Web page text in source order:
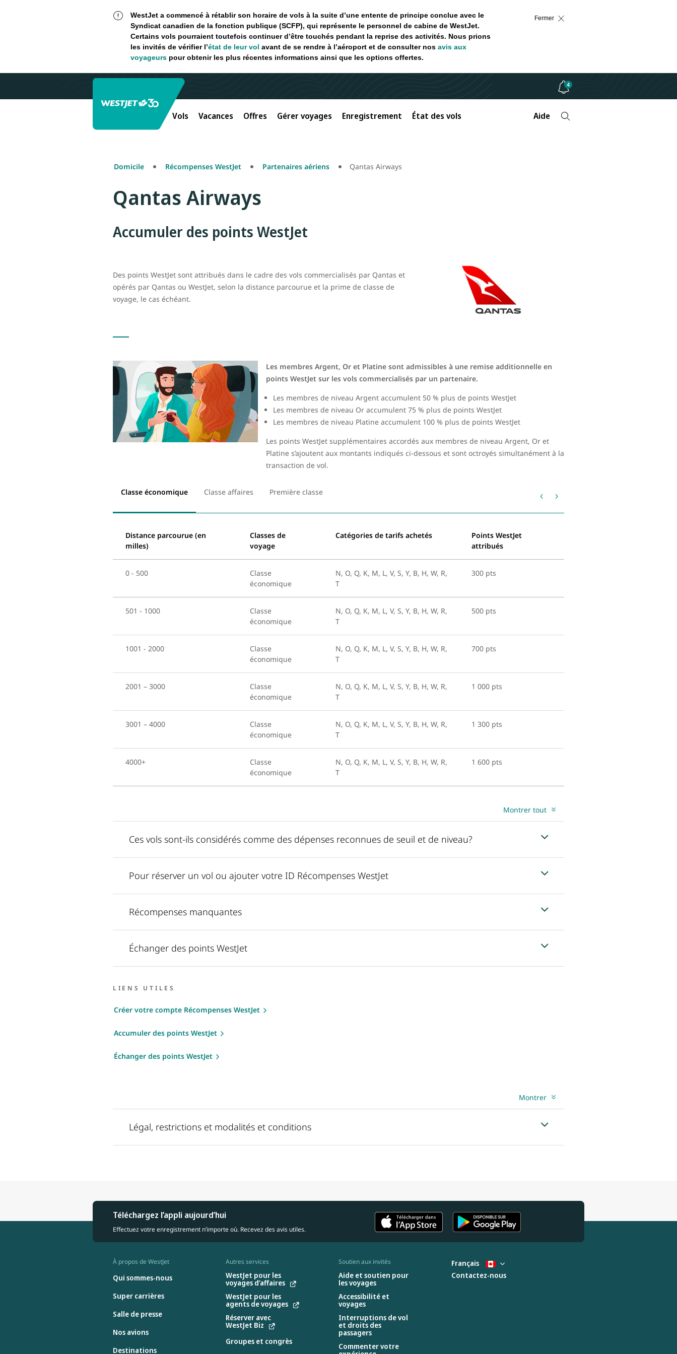
WestJet a commencé à rétablir son horaire de vols à la suite d’une entente de principe conclue avec le
Syndicat canadien de la fonction publique (SCFP), qui représente le personnel de cabine de WestJet.
Certains vols pourraient toutefois continuer d’être touchés pendant la reprise des activités. Nous prions
les invités de vérifier l’état de leur vol avant de se rendre à l’aéroport et de consulter nos avis aux
voyageurspour obtenir les plus récentes informations ainsi que les options offertes.
Fermer
4
Vols Vacances Offres Gérer voyages Enregistrement État des vols Aide
Domicile Récompenses WestJet Partenaires aériens Qantas Airways
Qantas Airways
Accumuler des points WestJet
Des points WestJet sont attribués dans le cadre des vols commercialisés par Qantas et
opérés par Qantas ou WestJet, selon la distance parcourue et la prime de classe de
voyage, le cas échéant.
Les membres Argent, Or et Platine sont admissibles à une remise additionnelle en
points WestJet sur les vols commercialisés par un partenaire.
Les membres de niveau Argent accumulent 50 % plus de points WestJet
Les membres de niveau Or accumulent 75 % plus de points WestJet
Les membres de niveau Platine accumulent 100 % plus de points WestJet
Les points WestJet supplémentaires accordés aux membres de niveau Argent, Or et
Platine s’ajoutent aux montants indiqués ci-dessous et sont octroyés simultanément à la
transaction de vol.
Classe économique Classe affaires Première classe ‹ ›
Distance parcourue (en
milles)
Classes de
voyage
Catégories de tarifs achetés
Points WestJet
attribués
0 - 500
Classe
économique
N, O, Q, K, M, L, V, S, Y, B, H, W, R,
T
300 pts
501 - 1000
Classe
économique
N, O, Q, K, M, L, V, S, Y, B, H, W, R,
T
500 pts
1001 - 2000
Classe
économique
N, O, Q, K, M, L, V, S, Y, B, H, W, R,
T
700 pts
2001 – 3000
Classe
économique
N, O, Q, K, M, L, V, S, Y, B, H, W, R,
T
1 000 pts
3001 – 4000
Classe
économique
N, O, Q, K, M, L, V, S, Y, B, H, W, R,
T
1 300 pts
4000+
Classe
économique
N, O, Q, K, M, L, V, S, Y, B, H, W, R,
T
1 600 pts
Montrer tout
Ces vols sont-ils considérés comme des dépenses reconnues de seuil et de niveau?
Pour réserver un vol ou ajouter votre ID Récompenses WestJet
Récompenses manquantes
Échanger des points WestJet
LIENS UTILES
Créer votre compte Récompenses WestJet
Accumuler des points WestJet
Échanger des points WestJet
Montrer
Légal, restrictions et modalités et conditions
Téléchargez l’appli aujourd’hui
Effectuez votre enregistrement n’importe où. Recevez des avis utiles.
À propos de WestJet
Qui sommes-nous
Super carrières
Salle de presse
Nos avions
Destinations
Autres services
WestJet pour les
voyages d’affaires
WestJet pour les
agents de voyages
Réserver avec
WestJet Biz
Groupes et congrès
Soutien aux invités
Aide et soutien pour
les voyages
Accessibilité et
voyages
Interruptions de vol
et droits des
passagers
Commenter votre
Français
Contactez-nous